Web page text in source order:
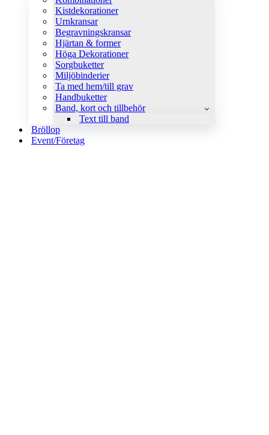
Kistdekorationer
Urnkransar
Begravningskransar
Hjärtan & former
Höga Dekorationer
Sorgbuketter
Miljöbinderier
Ta med hem/till grav
Handbuketter
Band, kort och tillbehör
Text till band
Bröllop
Event/Företag